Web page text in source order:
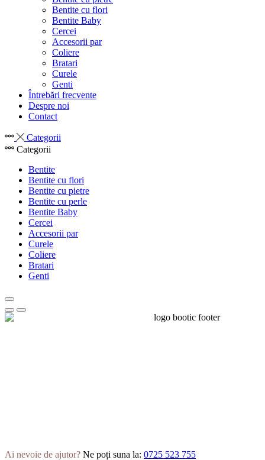
Bentite cu flori
Bentite Baby
Cercei
Accesorii par
Coliere
Bratari
Curele
Genti
Întrebări frecvente
Despre noi
Contact
Categorii
Categorii
Bentite
Bentite cu flori
Bentite cu pietre
Bentite cu perle
Bentite Baby
Cercei
Accesorii par
Curele
Coliere
Bratari
Genti
Ai nevoie de ajutor? Ne poți suna la: 0725 523 755